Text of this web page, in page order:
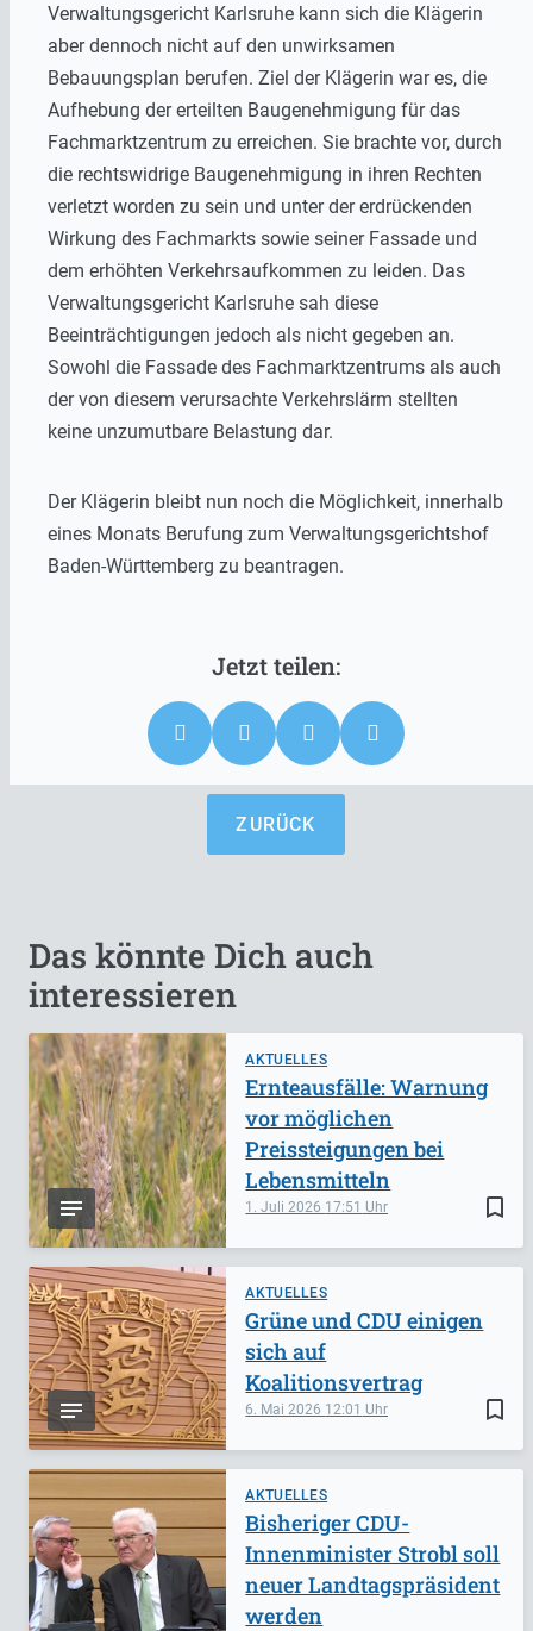
Verwaltungsgericht Karlsruhe kann sich die Klägerin
aber dennoch nicht auf den unwirksamen
Bebauungsplan berufen. Ziel der Klägerin war es, die
Aufhebung der erteilten Baugenehmigung für das
Fachmarktzentrum zu erreichen. Sie brachte vor, durch
die rechtswidrige Baugenehmigung in ihren Rechten
verletzt worden zu sein und unter der erdrückenden
Wirkung des Fachmarkts sowie seiner Fassade und
dem erhöhten Verkehrsaufkommen zu leiden. Das
Verwaltungsgericht Karlsruhe sah diese
Beeinträchtigungen jedoch als nicht gegeben an.
Sowohl die Fassade des Fachmarktzentrums als auch
der von diesem verursachte Verkehrslärm stellten
keine unzumutbare Belastung dar.
Der Klägerin bleibt nun noch die Möglichkeit, innerhalb
eines Monats Berufung zum Verwaltungsgerichtshof
Baden-Württemberg zu beantragen.
ZURÜCK
Das könnte Dich auch
interessieren
AKTUELLES
bookmark_border
1. Juli 2026 17:51
Ernteausfälle: Warnung
vor möglichen
Preissteigungen bei
Lebensmitteln
AKTUELLES
bookmark_border
6. Mai 2026 12:01
Grüne und CDU einigen
sich auf
Koalitionsvertrag
AKTUELLES
Bisheriger CDU-
Innenminister Strobl soll
neuer Landtagspräsident
werden